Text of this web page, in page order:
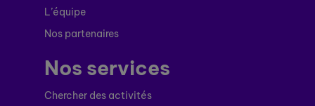
L’équipe
Nos partenaires
Nos services
Chercher des activités